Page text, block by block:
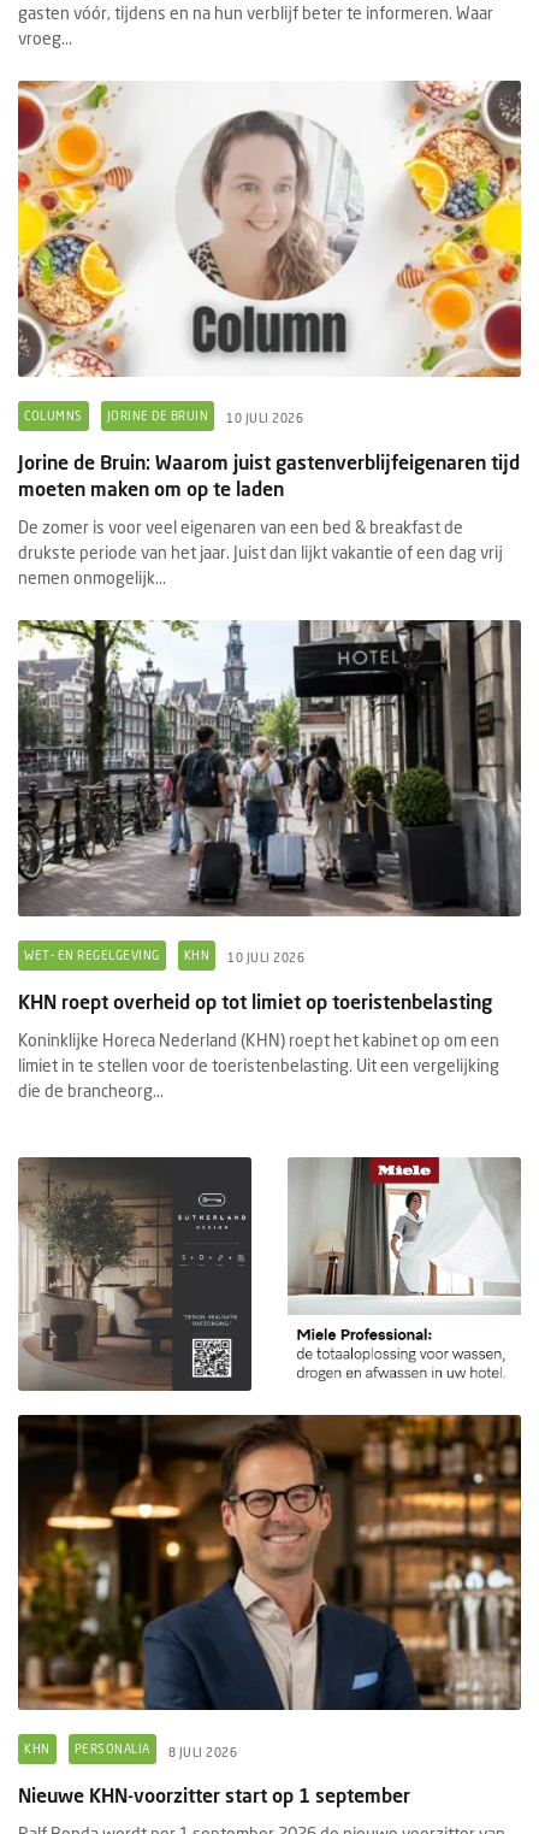
gasten vóór, tijdens en na hun verblijf beter te informeren. Waar
vroeg...
COLUMNS JORINE DE BRUIN 10 JULI 2026
Jorine de Bruin: Waarom juist gastenverblijfeigenaren tijd
moeten maken om op te laden
De zomer is voor veel eigenaren van een bed & breakfast de
drukste periode van het jaar. Juist dan lijkt vakantie of een dag vrij
nemen onmogelijk...
WET- EN REGELGEVING KHN 10 JULI 2026
KHN roept overheid op tot limiet op toeristenbelasting
Koninklijke Horeca Nederland (KHN) roept het kabinet op om een
limiet in te stellen voor de toeristenbelasting. Uit een vergelijking
die de brancheorg...
KHN PERSONALIA 8 JULI 2026
Nieuwe KHN-voorzitter start op 1 september